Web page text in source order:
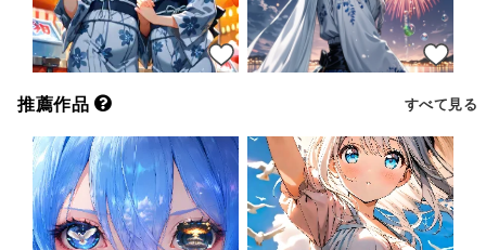
23 30
推薦作品 すべて見る